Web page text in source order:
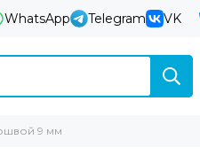
WhatsApp Telegram VK
9 мм